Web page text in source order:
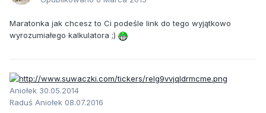
Maratonka jak chcesz to Ci podeśle link do tego wyjątkowo
wyrozumiałego kalkulatora ;)
Aniołek 30.05.2014
Raduś Aniołek 08.07.2016